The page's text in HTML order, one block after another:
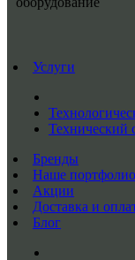
Услуги
Технический
Бренды
Наше портфолио
Акции
Доставка и
Блог